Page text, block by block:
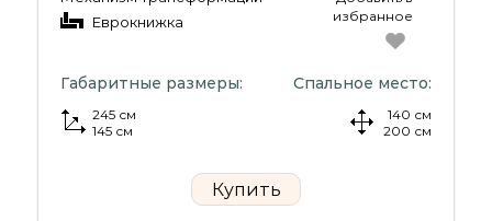
Еврокнижка
избранное
Габаритные размеры:
245 см
145 см
Спальное место:
140 см
200 см
Купить